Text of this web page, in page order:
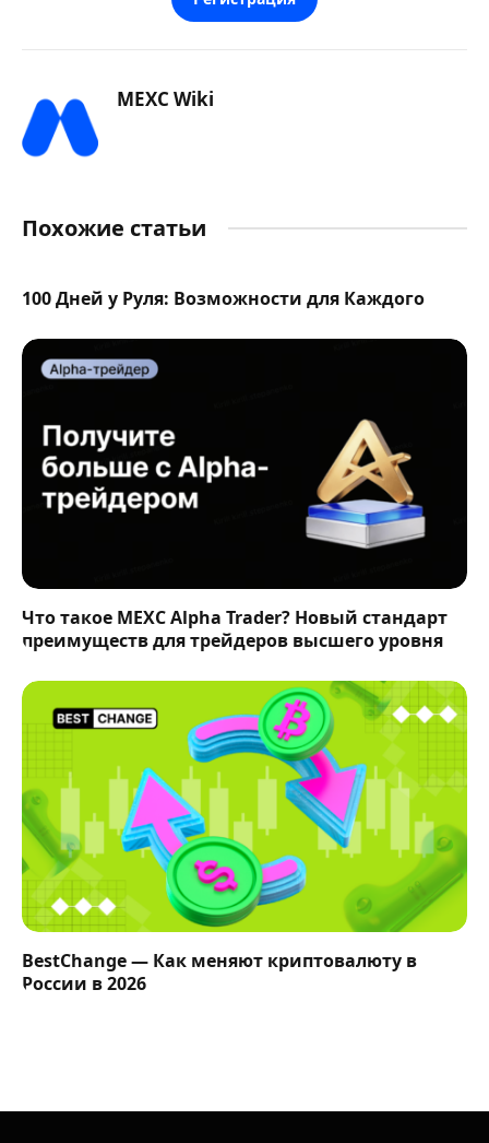
MEXC Wiki
Похожие статьи
100 Дней у Руля: Возможности для Каждого
Что такое MEXC Alpha Trader? Новый стандарт
преимуществ для трейдеров высшего уровня
BestChange — Как меняют криптовалюту в
России в 2026